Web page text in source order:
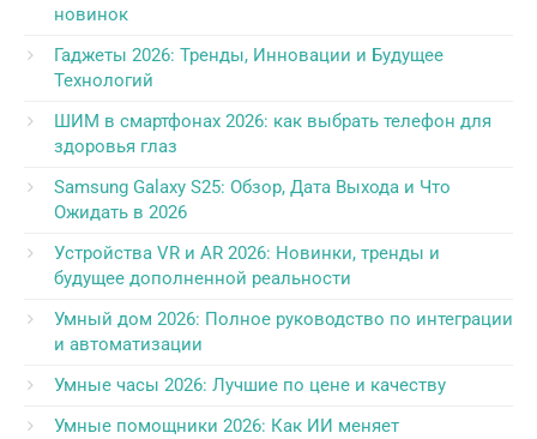
новинок
Гаджеты 2026: Тренды, Инновации и Будущее
Технологий
ШИМ в смартфонах 2026: как выбрать телефон для
здоровья глаз
Samsung Galaxy S25: Обзор, Дата Выхода и Что
Ожидать в 2026
Устройства VR и AR 2026: Новинки, тренды и
будущее дополненной реальности
Умный дом 2026: Полное руководство по интеграции
и автоматизации
Умные часы 2026: Лучшие по цене и качеству
Умные помощники 2026: Как ИИ меняет